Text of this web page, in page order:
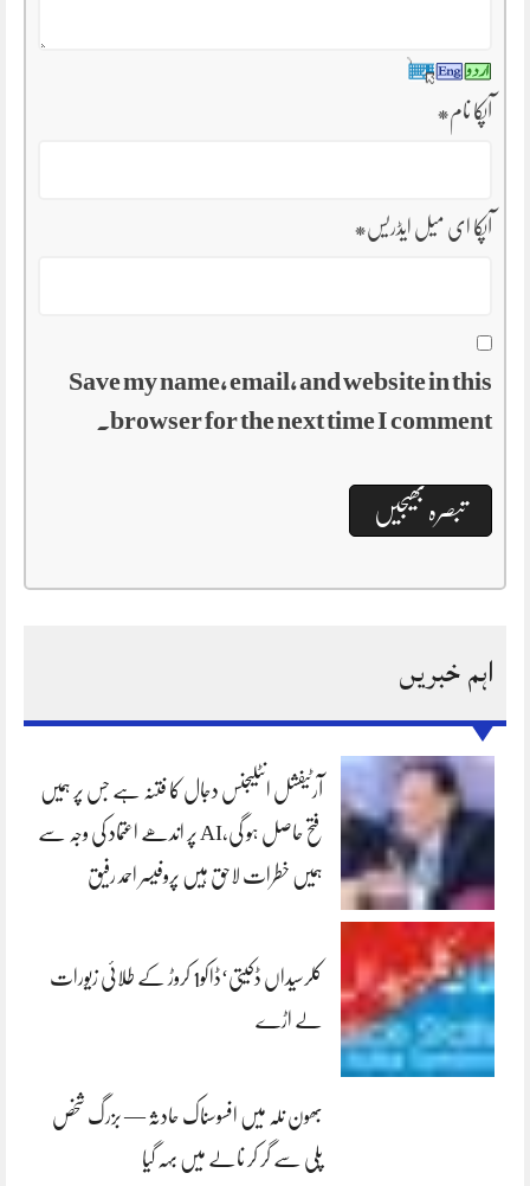
آپکا نام*
آپکا ای میل ایڈریس*
Save my name, email, and website in this
browser for the next time I comment.
اہم خبریں
آرٹیفشل انٹلیجنس دجال کا فتنہ ہے جس پر ہمیں
فتح حاصل ہو گی،AI پر اندھے اعتماد کی وجہ سے
ہمیں خطرات لاحق ہیں پروفیسر احمد رفیق
کلرسیداں ڈکیتی‘ڈاکو1 کروڑ کے طلائی زیورات
لے اڑے
بھون نلہ میں افسوسناک حادثہ — بزرگ شخص
پلی سے گر کر نالے میں بہہ گیا